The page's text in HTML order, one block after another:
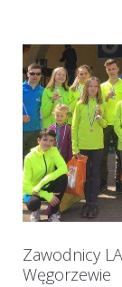
Zawodnicy
Węgorzewie